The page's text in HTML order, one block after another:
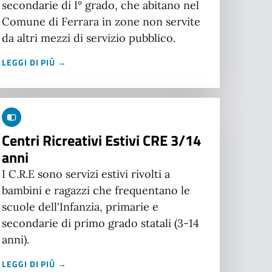
secondarie di I° grado, che abitano nel
Comune di Ferrara in zone non servite
da altri mezzi di servizio pubblico.
LEGGI DI PIÙ →
Centri Ricreativi Estivi CRE 3/14
anni
I C.R.E sono servizi estivi rivolti a
bambini e ragazzi che frequentano le
scuole dell'Infanzia, primarie e
secondarie di primo grado statali (3-14
anni).
LEGGI DI PIÙ →